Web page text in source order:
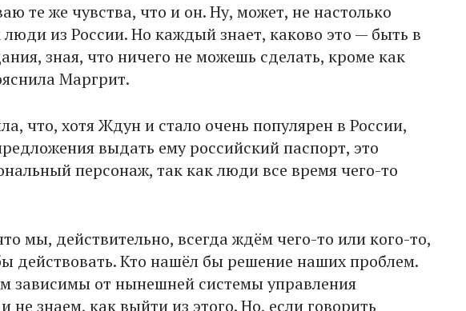
те же чувства, что и он. Ну, может, не настолько
люди из России. Но каждый знает, каково это — быть в
зная, что ничего не можешь сделать, кроме как
Маргрит.
что, хотя Ждун и стало очень популярен в России,
выдать ему российский паспорт, это
персонаж, так как люди все время чего-то
мы, действительно, всегда ждём чего-то или кого-то,
действовать. Кто нашёл бы решение наших проблем.
зависимы от нынешней системы управления
не знаем, как выйти из этого. Но, если говорить